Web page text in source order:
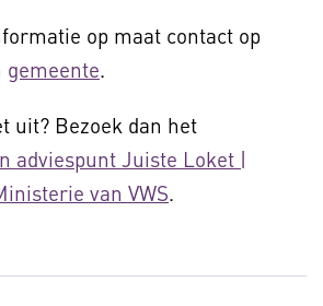
op maat contact op
gemeente.
uit? Bezoek dan het
adviespunt Juiste Loket |
van VWS.